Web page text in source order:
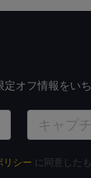
オフ情報をいち
リシー に同意した